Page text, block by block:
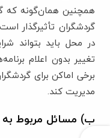
همچنین همان‌گونه که
گردشگران تأثیرگذار
در محل باید بتواند
تغییر بدون اعلام
برخی اماکن برای
مدیریت کند.
ب) مسائل مربوط به